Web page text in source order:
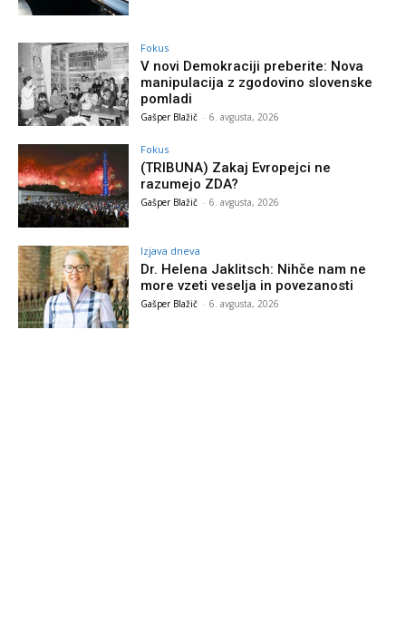
Fokus
V novi Demokraciji preberite: Nova
manipulacija z zgodovino slovenske
pomladi
Gašper Blažič - 6. avgusta, 2026
Fokus
(TRIBUNA) Zakaj Evropejci ne
razumejo ZDA?
Gašper Blažič - 6. avgusta, 2026
Izjava dneva
Dr. Helena Jaklitsch: Nihče nam ne
more vzeti veselja in povezanosti
Gašper Blažič - 6. avgusta, 2026